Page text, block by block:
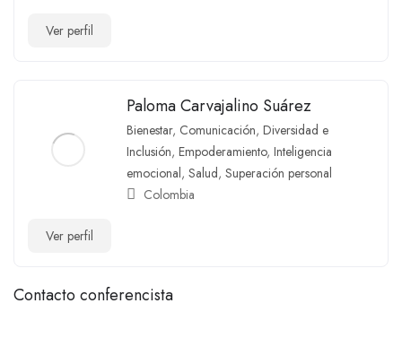
Ver perfil
Paloma Carvajalino Suárez
Bienestar, Comunicación, Diversidad e
Inclusión, Empoderamiento, Inteligencia
emocional, Salud, Superación personal
Colombia
Ver perfil
Contacto conferencista